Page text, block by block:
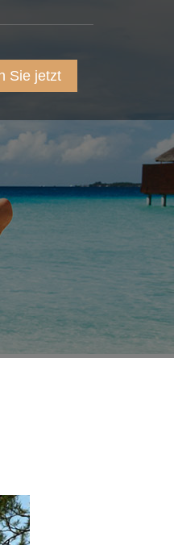
Sie jetzt